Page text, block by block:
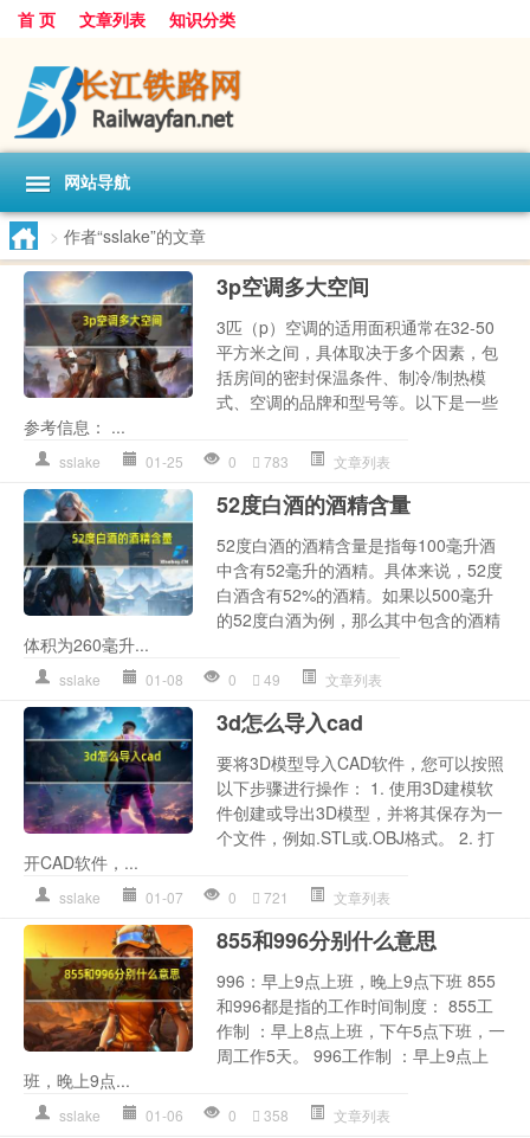
首 页 文章列表 知识分类
网站导航
> 作者“sslake”的文章
3p空调多大空间
3匹（p）空调的适用面积通常在32-50
平方米之间，具体取决于多个因素，包
括房间的密封保温条件、制冷/制热模
式、空调的品牌和型号等。以下是一些
参考信息： ...
sslake 01-25 0 783 文章列表
52度白酒的酒精含量
52度白酒的酒精含量是指每100毫升酒
中含有52毫升的酒精。具体来说，52度
白酒含有52%的酒精。如果以500毫升
的52度白酒为例，那么其中包含的酒精
体积为260毫升...
sslake 01-08 0 49 文章列表
3d怎么导入cad
要将3D模型导入CAD软件，您可以按照
以下步骤进行操作： 1. 使用3D建模软
件创建或导出3D模型，并将其保存为一
个文件，例如.STL或.OBJ格式。 2. 打
开CAD软件，...
sslake 01-07 0 721 文章列表
855和996分别什么意思
996：早上9点上班，晚上9点下班 855
和996都是指的工作时间制度： 855工
作制 ：早上8点上班，下午5点下班，一
周工作5天。 996工作制 ：早上9点上
班，晚上9点...
sslake 01-06 0 358 文章列表